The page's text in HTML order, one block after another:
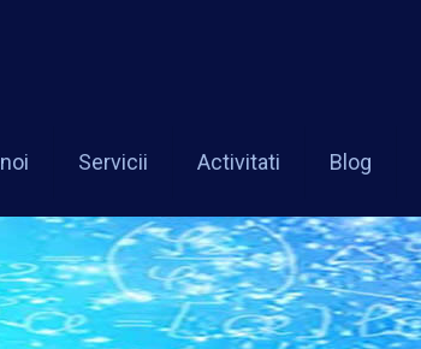
Servicii Activitati Blog